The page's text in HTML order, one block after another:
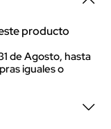
producto
de Agosto, hasta
iguales o